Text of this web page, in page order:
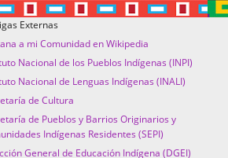
Externas
a mi Comunidad en Wikipedia
Nacional de los Pueblos Indígenas (INPI)
Nacional de Lenguas Indígenas (INALI)
de Cultura
de Pueblos y Barrios Originarios y
Indígenas Residentes (SEPI)
General de Educación Indígena (DGEI)